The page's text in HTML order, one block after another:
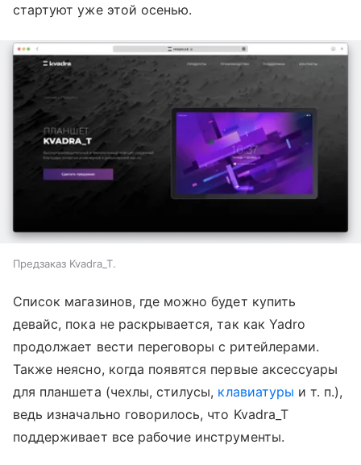
стартуют уже этой осенью.
Предзаказ Kvadra_T.
Список магазинов, где можно будет купить
девайс, пока не раскрывается, так как Yadro
продолжает вести переговоры с ритейлерами.
Также неясно, когда появятся первые аксессуары
для планшета (чехлы, стилусы, клавиатуры и т. п.),
ведь изначально говорилось, что Kvadra_T
поддерживает все рабочие инструменты.